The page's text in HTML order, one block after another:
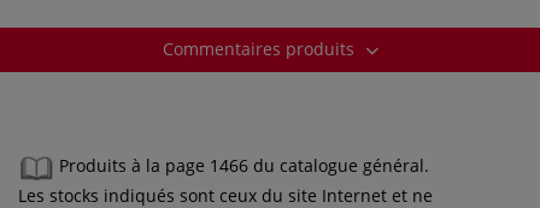
Commentaires produits
Produits à la page 1466 du catalogue général.
Les stocks indiqués sont ceux du site Internet et ne